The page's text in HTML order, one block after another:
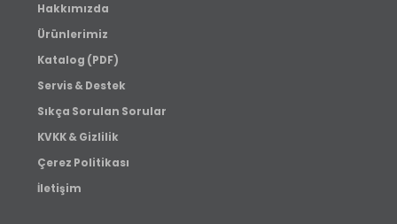
Hakkımızda
Ürünlerimiz
Katalog (PDF)
Servis & Destek
Sıkça Sorulan Sorular
KVKK & Gizlilik
Çerez Politikası
İletişim